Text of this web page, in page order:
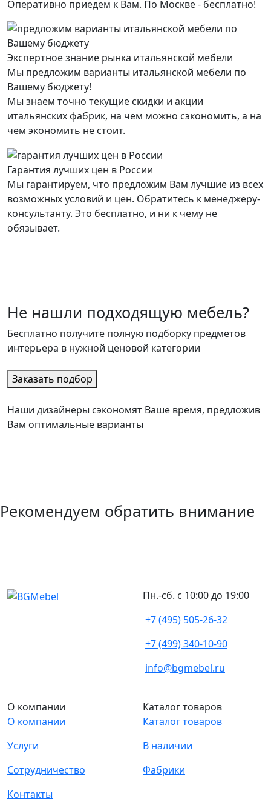
Оперативно приедем к Вам. По Москве - бесплатно!
Экспертное знание рынка итальянской мебели
Мы предложим варианты итальянской мебели по
Вашему бюджету!
Мы знаем точно текущие скидки и акции
итальянских фабрик, на чем можно сэкономить, а на
чем экономить не стоит.
Гарантия лучших цен в России
Мы гарантируем, что предложим Вам лучшие из всех
возможных условий и цен. Обратитесь к менеджеру-
консультанту. Это бесплатно, и ни к чему не
обязывает.
Не нашли подходящую мебель?
Бесплатно получите полную подборку предметов
интерьера в нужной ценовой категории
Заказать подбор
Наши дизайнеры сэкономят Ваше время, предложив
Вам оптимальные варианты
Рекомендуем обратить внимание
Пн.-сб. с 10:00 до 19:00
+7 (495) 505-26-32
+7 (499) 340-10-90
info@bgmebel.ru
О компании
О компании
Услуги
Сотрудничество
Контакты
Каталог товаров
Каталог товаров
В наличии
Фабрики